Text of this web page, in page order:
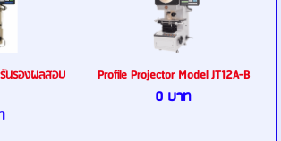
นรองผลสอบ
Profile Projector Model JT12A-B
0 บาท